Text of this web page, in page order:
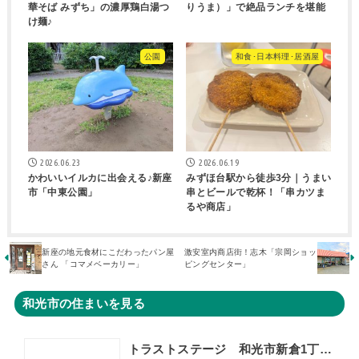
華そば みずち」の濃厚鶏白湯つ
け麺♪
りうま）」で絶品ランチを堪能
公園
2026.06.23
かわいいイルカに出会える♪新座
市「中東公園」
和食･日本料理･居酒屋
2026.06.19
みずほ台駅から徒歩3分｜うまい
串とビールで乾杯！「串カツま
るや商店」
新座の地元食材にこだわったパン屋
さん 「コマメベーカリー」
激安室内商店街！志木「宗岡ショッ
ピングセンター」
和光市の住まいを見る
トラストステージ 和光市新倉1丁目17期 全5区画■第1期分譲 販売予告■